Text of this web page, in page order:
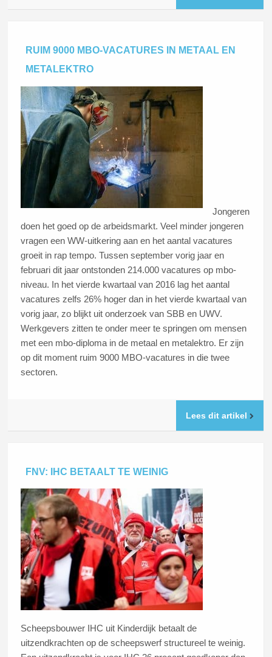
RUIM 9000 MBO-VACATURES IN METAAL EN
METALEKTRO
Jongeren
doen het goed op de arbeidsmarkt. Veel minder jongeren
vragen een WW-uitkering aan en het aantal vacatures
groeit in rap tempo. Tussen september vorig jaar en
februari dit jaar ontstonden 214.000 vacatures op mbo-
niveau. In het vierde kwartaal van 2016 lag het aantal
vacatures zelfs 26% hoger dan in het vierde kwartaal van
vorig jaar, zo blijkt uit onderzoek van SBB en UWV.
Werkgevers zitten te onder meer te springen om mensen
met een mbo-diploma in de metaal en metalektro. Er zijn
op dit moment ruim 9000 MBO-vacatures in die twee
sectoren.
Lees dit artikel
FNV: IHC BETAALT TE WEINIG
Scheepsbouwer IHC uit Kinderdijk betaalt de
uitzendkrachten op de scheepswerf structureel te weinig.